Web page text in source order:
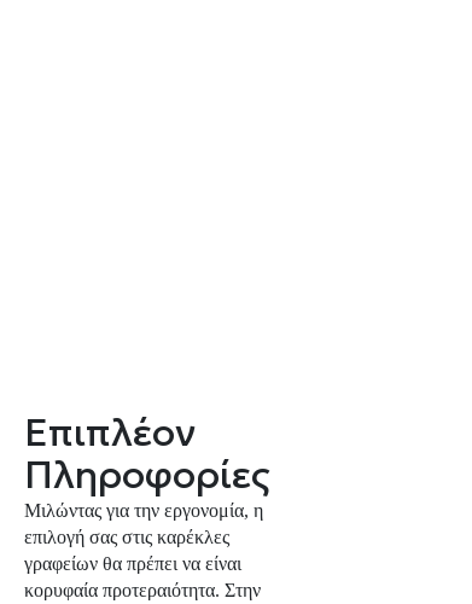
Επιπλέον
Πληροφορίες
Μιλώντας για την εργονομία, η
επιλογή σας στις καρέκλες
γραφείων θα πρέπει να είναι
κορυφαία προτεραιότητα. Στην